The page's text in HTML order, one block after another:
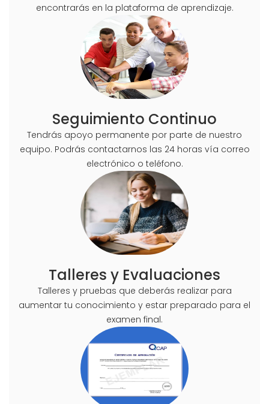
encontrarás en la plataforma de aprendizaje.
Seguimiento Continuo
Tendrás apoyo permanente por parte de nuestro
equipo. Podrás contactarnos las 24 horas vía correo
electrónico o teléfono.
Talleres y Evaluaciones
Talleres y pruebas que deberás realizar para
aumentar tu conocimiento y estar preparado para el
examen final.